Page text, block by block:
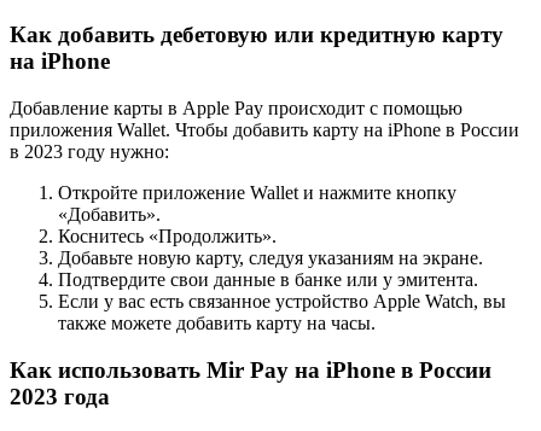
Как добавить дебетовую или кредитную карту
на iPhone
Добавление карты в Apple Pay происходит с помощью
приложения Wallet. Чтобы добавить карту на iPhone в России
в 2023 году нужно:
Откройте приложение Wallet и нажмите кнопку
«Добавить».
Коснитесь «Продолжить».
Добавьте новую карту, следуя указаниям на экране.
Подтвердите свои данные в банке или у эмитента.
Если у вас есть связанное устройство Apple Watch, вы
также можете добавить карту на часы.
Как использовать Mir Pay на iPhone в России
2023 года